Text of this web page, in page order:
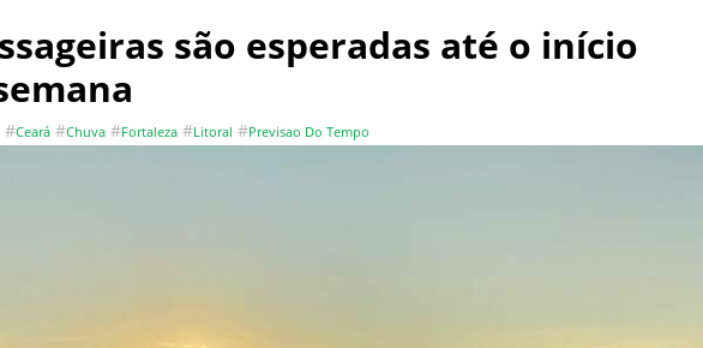
são esperadas até o início
#Ceará #Chuva #Fortaleza #Litoral #Previsao Do Tempo